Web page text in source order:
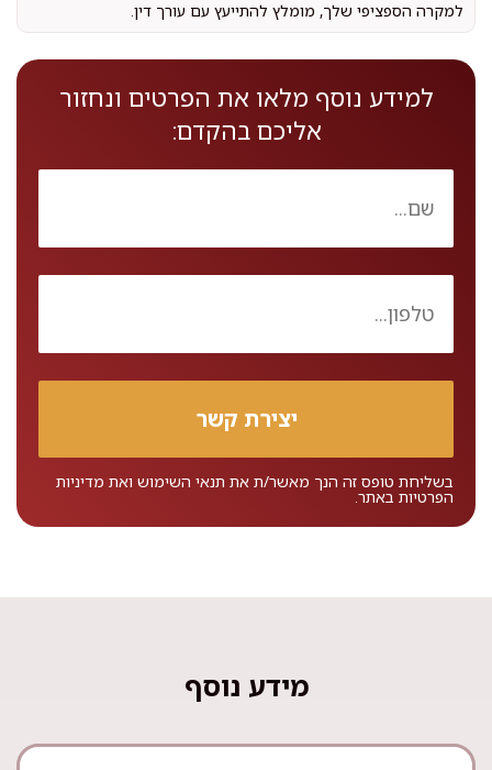
למקרה הספציפי שלך, מומלץ להתייעץ עם עורך דין.
למידע נוסף מלאו את הפרטים ונחזור
אליכם בהקדם:
בשליחת טופס זה הנך מאשר/ת את תנאי השימוש ואת מדיניות
הפרטיות באתר.
מידע נוסף